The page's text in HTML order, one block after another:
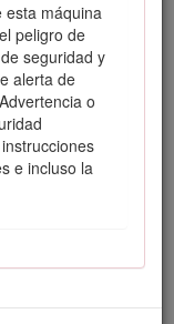
esta máquina
peligro de
seguridad y
alerta de
o
e incluso la
que puede